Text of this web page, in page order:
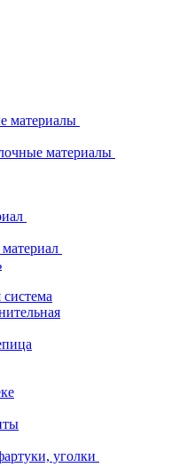
материалы
материалы
уголки